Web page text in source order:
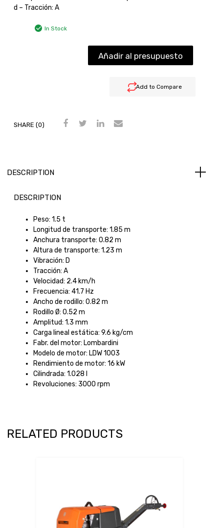
d – Tracción: A
In Stock
Add to Compare
Añadir al presupuesto
SHARE (0)
DESCRIPTION
DESCRIPTION
Peso: 1.5 t
Longitud de transporte: 1.85 m
Anchura transporte: 0.82 m
Altura de transporte: 1.23 m
Vibración: D
Tracción: A
Velocidad: 2.4 km/h
Frecuencia: 41.7 Hz
Ancho de rodillo: 0.82 m
Rodillo Ø: 0.52 m
Amplitud: 1.3 mm
Carga lineal estática: 9.6 kg/cm
Fabr. del motor: Lombardini
Modelo de motor: LDW 1003
Rendimiento de motor: 16 kW
Cilindrada: 1.028 l
Revoluciones: 3000 rpm
RELATED PRODUCTS